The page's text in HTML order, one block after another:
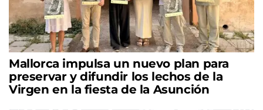
Mallorca impulsa un nuevo plan para
preservar y difundir los lechos de la
Virgen en la fiesta de la Asunción